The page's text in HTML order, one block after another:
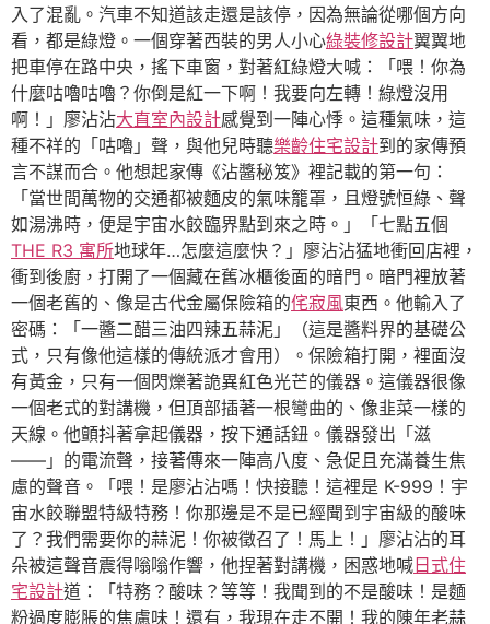
入了混亂。汽車不知道該走還是該停，因為無論從哪個方向
看，都是綠燈。一個穿著西裝的男人小心綠裝修設計翼翼地
把車停在路中央，搖下車窗，對著紅綠燈大喊：「喂！你為
什麼咕嚕咕嚕？你倒是紅一下啊！我要向左轉！綠燈沒用
啊！」廖沾沾大直室內設計感覺到一陣心悸。這種氣味，這
種不祥的「咕嚕」聲，與他兒時聽樂齡住宅設計到的家傳預
言不謀而合。他想起家傳《沾醬秘笈》裡記載的第一句：
「當世間萬物的交通都被麵皮的氣味籠罩，且燈號恒綠、聲
如湯沸時，便是宇宙水餃臨界點到來之時。」「七點五個
THE R3 寓所地球年…怎麼這麼快？」廖沾沾猛地衝回店裡，
衝到後廚，打開了一個藏在舊冰櫃後面的暗門。暗門裡放著
一個老舊的、像是古代金屬保險箱的侘寂風東西。他輸入了
密碼：「一醬二醋三油四辣五蒜泥」（這是醬料界的基礎公
式，只有像他這樣的傳統派才會用）。保險箱打開，裡面沒
有黃金，只有一個閃爍著詭異紅色光芒的儀器。這儀器很像
一個老式的對講機，但頂部插著一根彎曲的、像韭菜一樣的
天線。他顫抖著拿起儀器，按下通話鈕。儀器發出「滋
——」的電流聲，接著傳來一陣高八度、急促且充滿養生焦
慮的聲音。「喂！是廖沾沾嗎！快接聽！這裡是 K-999！宇
宙水餃聯盟特級特務！你那邊是不是已經聞到宇宙級的酸味
了？我們需要你的蒜泥！你被徵召了！馬上！」廖沾沾的耳
朵被這聲音震得嗡嗡作響，他捏著對講機，困惑地喊 日式住
宅設計道：「特務？酸味？等等！我聞到的不是酸味！是麵
粉過度膨脹的焦慮味！還有，我現在走不開！我的陳年老蒜